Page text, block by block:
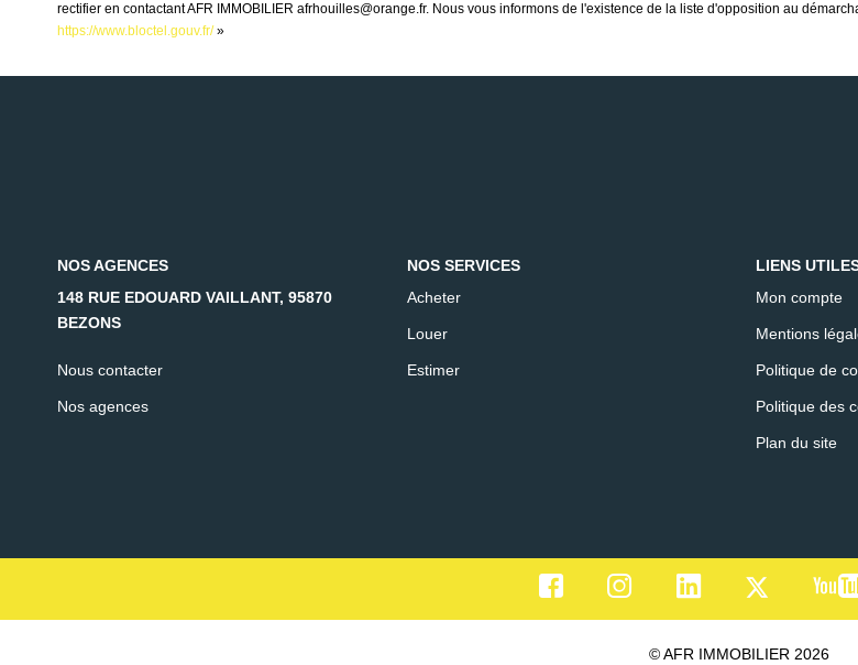
rectifier en contactant AFR IMMOBILIER afrhouilles@orange.fr. Nous vous informons de l'existence de la liste d'opposition au
https://www.bloctel.gouv.fr/»
NOS AGENCES
148 RUE EDOUARD VAILLANT, 95870
BEZONS
Nous contacter
Nos agences
NOS SERVICES
Acheter
Louer
Estimer
LIENS
Mon compte
Mentions
Politique de
Politique des
Plan du site
© AFR IMMOBILIER 2026